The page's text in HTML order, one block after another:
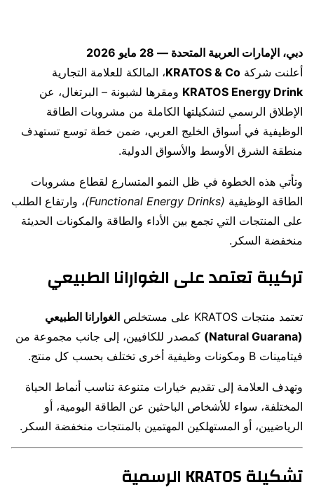
دبي، الإمارات العربية المتحدة — 28 مايو 2026
أعلنت شركة KRATOS & Co، المالكة للعلامة التجارية
KRATOS Energy Drink ومقرها لشبونة – البرتغال، عن
الإطلاق الرسمي لتشكيلتها الكاملة من مشروبات الطاقة
الوظيفية في أسواق الخليج العربي، ضمن خطة توسع تستهدف
منطقة الشرق الأوسط والأسواق الدولية.
وتأتي هذه الخطوة في ظل النمو المتسارع لقطاع مشروبات
الطاقة الوظيفية (Functional Energy Drinks)
، وارتفاع الطلب
على المنتجات التي تجمع بين الأداء والطاقة والمكونات الحديثة
منخفضة السكر.
تركيبة تعتمد على الغوارانا الطبيعي
تعتمد منتجات KRATOS على مستخلص
الغوارانا الطبيعي
(Natural Guarana)
كمصدر للكافيين، إلى جانب مجموعة من
فيتامينات B ومكونات وظيفية أخرى تختلف بحسب كل منتج.
وتهدف العلامة إلى تقديم خيارات متنوعة تناسب أنماط الحياة
المختلفة، سواء للأشخاص الباحثين عن الطاقة اليومية، أو
الرياضيين، أو المستهلكين المهتمين بالمنتجات منخفضة السكر.
تشكيلة KRATOS الرسمية